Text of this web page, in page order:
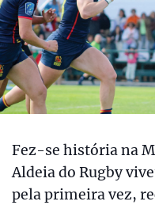
Fez-se história na
Aldeia do Rugby
pela primeira vez,